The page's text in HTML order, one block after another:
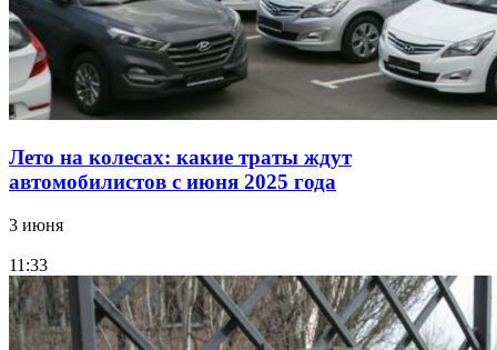
Лето на колесах: какие траты ждут
автомобилистов с июня 2025 года
3 июня
11:33